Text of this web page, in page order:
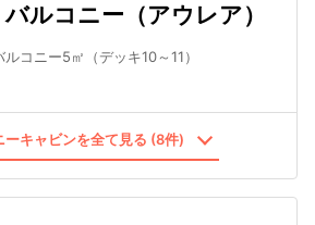
ルコニー（アウレア）
コニー5㎡（デッキ10～11）
ーキャビンを全て見る (8件)